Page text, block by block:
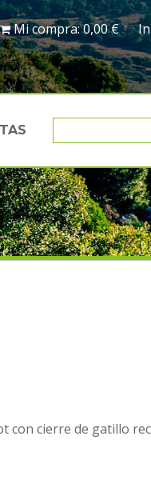
Mi compra:0,00 €
con cierre de gatillo